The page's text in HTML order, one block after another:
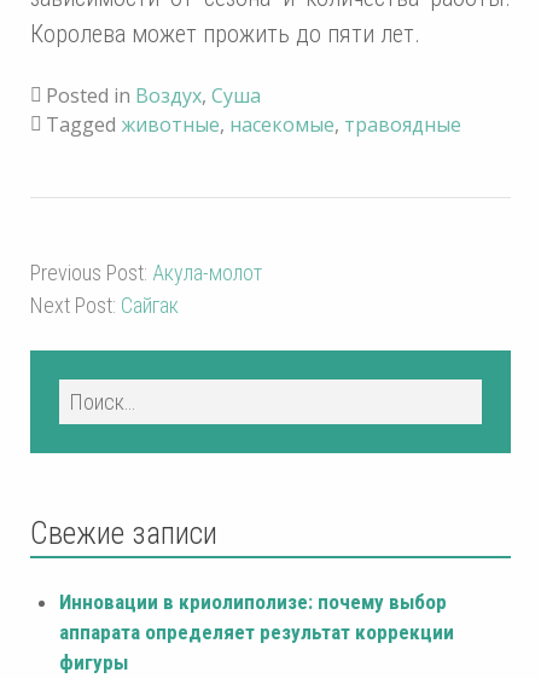
Королева может прожить до пяти лет.
Posted in Воздух, Суша
Tagged животные, насекомые, травоядные
Previous Post: Акула-молот
Next Post: Сайгак
Свежие записи
Инновации в криолиполизе: почему выбор
аппарата определяет результат коррекции
фигуры